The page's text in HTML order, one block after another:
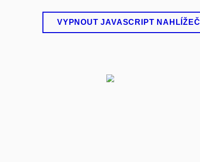
VYPNOUT JAVASCRIPT NAHLÍŽEČ